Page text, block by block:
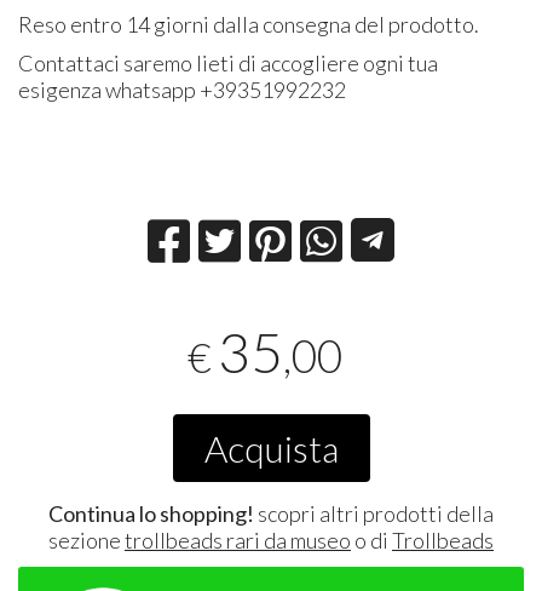
Reso entro 14 giorni dalla consegna del prodotto.
Contattaci saremo lieti di accogliere ogni tua
esigenza whatsapp +39351992232
€ 35,00
Acquista
Continua lo shopping! scopri altri prodotti della
sezionetrollbeads rari da museo o di Trollbeads